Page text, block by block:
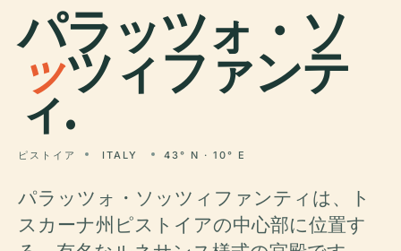
パラッツォ・ソ
ッツィファンテ
ィ.
ピストイア ITALY 43° N · 10° E
パラッツォ・ソッツィファンティは、ト
スカーナ州ピストイアの中心部に位置す